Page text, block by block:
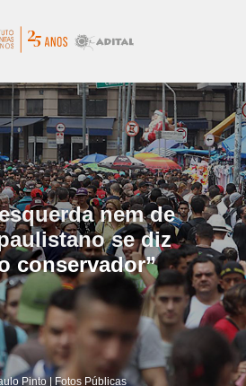
nem de
se diz
conservador”
Pinto | Fotos Públicas